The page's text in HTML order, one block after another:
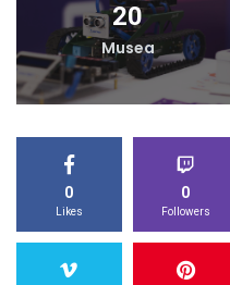
20
Musea
0
Likes
0
Followers